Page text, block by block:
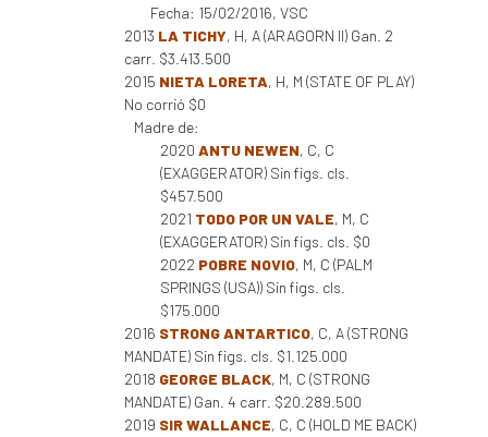
Fecha: 15/02/2016, VSC
2013 LA TICHY, H, A (ARAGORN II) Gan. 2
carr. $3.413.500
2015 NIETA LORETA, H, M (STATE OF PLAY)
No corrió $0
Madre de:
2020 ANTU NEWEN, C, C
(EXAGGERATOR) Sin figs. cls.
$457.500
2021 TODO POR UN VALE, M, C
(EXAGGERATOR) Sin figs. cls. $0
2022 POBRE NOVIO, M, C (PALM
SPRINGS (USA)) Sin figs. cls.
$175.000
2016 STRONG ANTARTICO, C, A (STRONG
MANDATE) Sin figs. cls. $1.125.000
2018 GEORGE BLACK, M, C (STRONG
MANDATE) Gan. 4 carr. $20.289.500
2019 SIR WALLANCE, C, C (HOLD ME BACK)